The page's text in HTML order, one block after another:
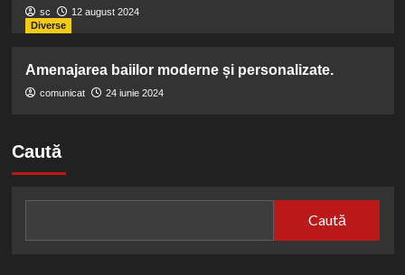
sc
12 august 2024
Diverse
Amenajarea baiilor moderne și personalizate.
comunicat 24 iunie 2024
Caută
Caută